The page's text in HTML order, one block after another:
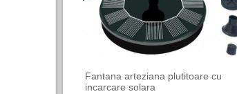
Fantana arteziana plutitoare cu
incarcare solara